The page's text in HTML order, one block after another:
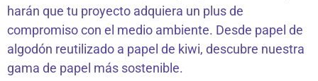
harán que tu proyecto adquiera un plus de
compromiso con el medio ambiente. Desde papel de
algodón reutilizado a papel de kiwi, descubre nuestra
gama de papel más sostenible.